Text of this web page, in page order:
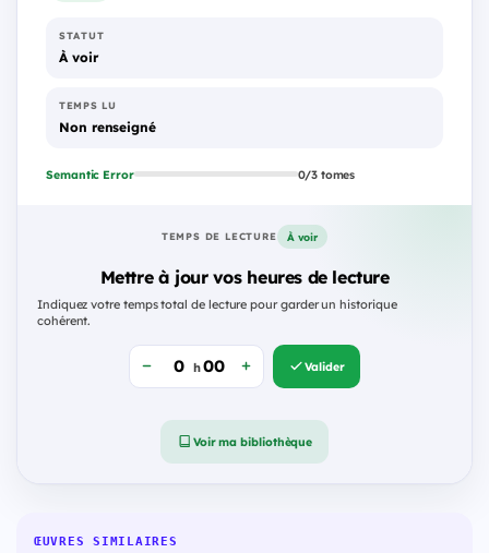
STATUT
À voir
TEMPS LU
Non renseigné
Semantic Error 0/3 tomes
TEMPS DE LECTURE À voir
Mettre à jour vos heures de lecture
Indiquez votre temps total de lecture pour garder un historique
cohérent.
h Valider
Voir ma bibliothèque
ŒUVRES SIMILAIRES